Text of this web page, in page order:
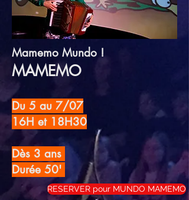
Mamemo Mundo !
MAMEMO
Du 5 au 7/07
16H et 18H30
Dès 3 ans
Durée 50'
RESERVER pour MUNDO MAMEMO